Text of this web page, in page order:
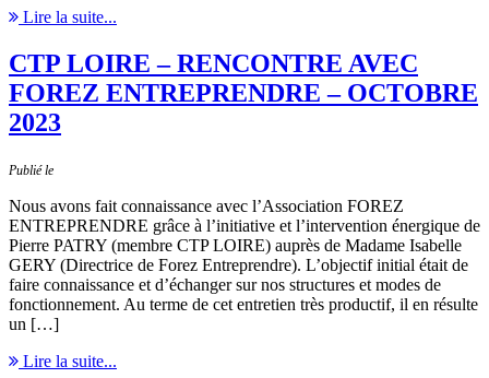
Lire la suite...
CTP LOIRE – RENCONTRE AVEC
FOREZ ENTREPRENDRE – OCTOBRE
2023
Publié le
Nous avons fait connaissance avec l’Association FOREZ
ENTREPRENDRE grâce à l’initiative et l’intervention énergique de
Pierre PATRY (membre CTP LOIRE) auprès de Madame Isabelle
GERY (Directrice de Forez Entreprendre). L’objectif initial était de
faire connaissance et d’échanger sur nos structures et modes de
fonctionnement. Au terme de cet entretien très productif, il en résulte
un […]
Lire la suite...